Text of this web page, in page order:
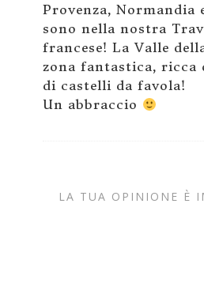
Provenza, Normandia
sono nella nostra
francese! La Valle
zona fantastica, ricca
di castelli da favola!
Un abbraccio
LA TUA OPINIONE È